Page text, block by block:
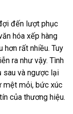
đến lượt phục
hóa xếp hàng
rất nhiều. Tuy
ra như vậy. Tình
sau và ngược lại
mệt mỏi, bức xúc
của thương hiệu.